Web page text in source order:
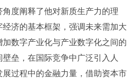
度阐释了他对新质生产力的理
济的基本框架，强调未来需加大
数字产业化与产业数字化之间的
垒，在国际竞争中广泛引入人
过程中的金融力量，借助资本市